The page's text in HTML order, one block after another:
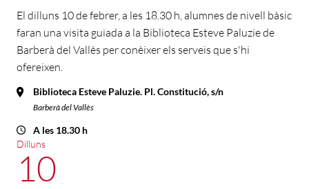
El dilluns 10 de febrer, a les 18.30 h, alumnes de nivell bàsic
faran una visita guiada a la Biblioteca Esteve Paluzie de
Barberà del Vallès per conèixer els serveis que s'hi
ofereixen.
Biblioteca Esteve Paluzie. Pl. Constitució, s/n
Barberà del Vallès
A les 18.30 h
Dilluns
10